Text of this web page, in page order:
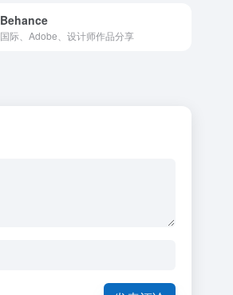
Behance
国际、Adobe、设计师作品分享